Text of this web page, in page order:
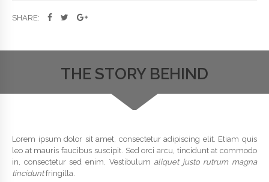
SHARE:
THE STORY BEHIND
Lorem ipsum dolor sit amet, consectetur adipiscing elit. Etiam quis
leo at mauris faucibus suscipit. Sed orci arcu, tincidunt at commodo
in, consectetur sed enim. Vestibulum aliquet justo rutrum magna
tinciduntfringilla.